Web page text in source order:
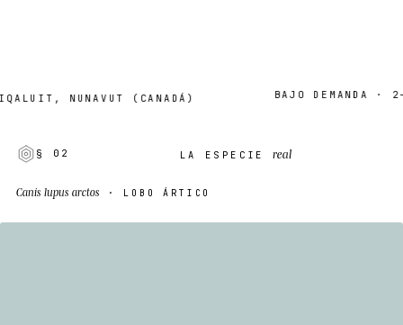
NUNAVUT (CANADÁ) BAJO DEMANDA · 2–7
§ 02 LA ESPECIE real
Canis lupus arctos · LOBO ÁRTICO